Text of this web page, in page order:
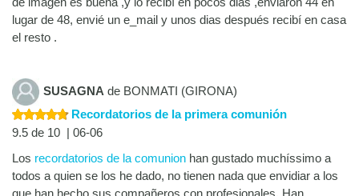
lugar de 48, envié un e_mail y unos dias después recibí en casa
el resto .
SUSAGNA de BONMATI (GIRONA)
Recordatorios de la primera comunión
9.5 de 10 | 06-06
Los recordatorios de la comunion han gustado muchíssimo a
todos a quien se los he dado, no tienen nada que envidiar a los
que han hecho sus compañeros con profesionales. Han